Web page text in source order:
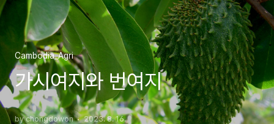
Cambodia_Agri
가시여지와 번여지
by chongdowon 2023. 8. 16.